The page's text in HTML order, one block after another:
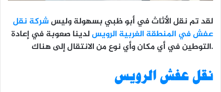
لقد تم نقل الأثاث في أبو ظبي بسهولة وليسشركة نقل
عفش في المنطقة الغربية الرويسلدينا صعوبة في إعادة
التوطين في أي مكان وأي نوع من الانتقال إلى هناك.
نقل عفش الرويس